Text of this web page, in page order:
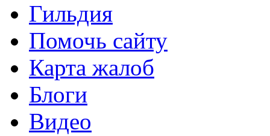
Гильдия
Помочь сайту
Карта жалоб
Блоги
Видео